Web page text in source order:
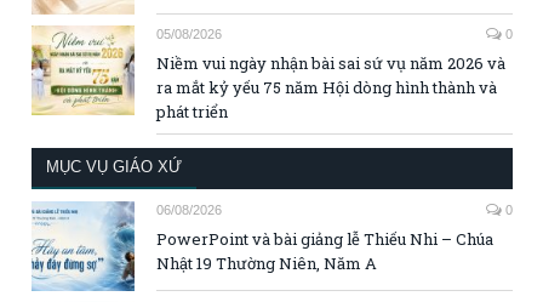
05/08/2026 0
Niềm vui ngày nhận bài sai sứ vụ năm 2026 và
ra mắt kỷ yếu 75 năm Hội dòng hình thành và
phát triển
MỤC VỤ GIÁO XỨ
06/08/2026 0
PowerPoint và bài giảng lễ Thiếu Nhi – Chúa
Nhật 19 Thường Niên, Năm A